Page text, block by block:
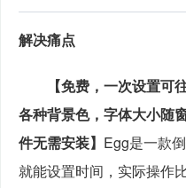
解决痛点
【免费，一次设置可往
各种背景色，字体大小随
件无需安装】 Egg是一款
就能设置时间，实际操作